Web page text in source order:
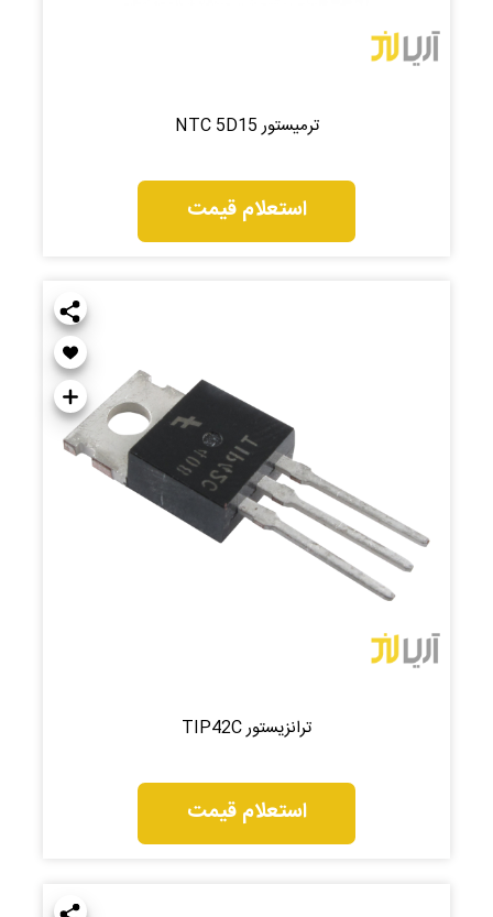
ترمیستور NTC 5D15
استعلام قیمت
ترانزیستور TIP42C
استعلام قیمت